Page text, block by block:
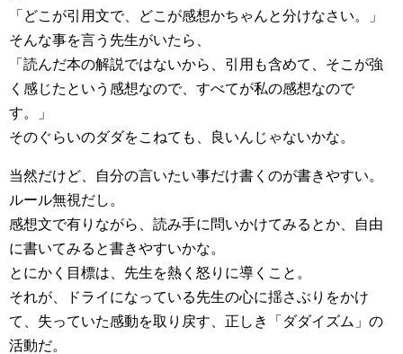
「どこが引用文で、どこが感想かちゃんと分けなさい。」
そんな事を言う先生がいたら、
「読んだ本の解説ではないから、引用も含めて、そこが強
く感じたという感想なので、すべてが私の感想なので
す。」
そのぐらいのダダをこねても、良いんじゃないかな。
当然だけど、自分の言いたい事だけ書くのが書きやすい。
ルール無視だし。
感想文で有りながら、読み手に問いかけてみるとか、自由
に書いてみると書きやすいかな。
とにかく目標は、先生を熱く怒りに導くこと。
それが、ドライになっている先生の心に揺さぶりをかけ
て、失っていた感動を取り戻す、正しき「ダダイズム」の
活動だ。